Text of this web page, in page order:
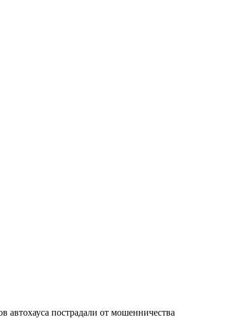
автохауса пострадали от мошенничества